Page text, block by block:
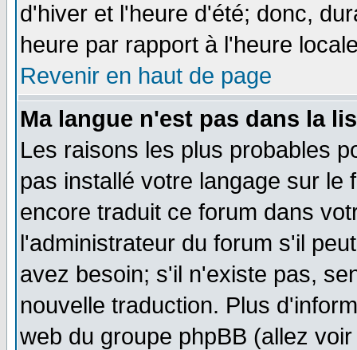
d'hiver et l'heure d'été; donc,
heure par rapport à l'heure
Revenir en haut de page
Ma langue n'est pas dans la
Les raisons les plus probables
pas installé votre langage sur le
encore traduit ce forum dans
l'administrateur du forum s'il
avez besoin; s'il n'existe pas,
nouvelle traduction. Plus
web du groupe phpBB (allez